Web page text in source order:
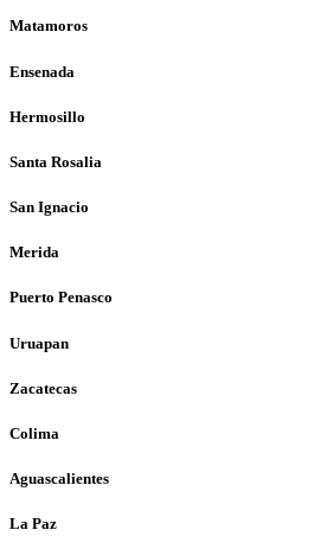
Matamoros
Ensenada
Hermosillo
Santa Rosalia
San Ignacio
Merida
Puerto Penasco
Uruapan
Zacatecas
Colima
Aguascalientes
La Paz